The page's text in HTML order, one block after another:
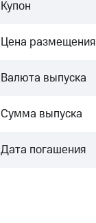
Купон
Цена размещения
Валюта выпуска
Сумма выпуска
Дата погашения